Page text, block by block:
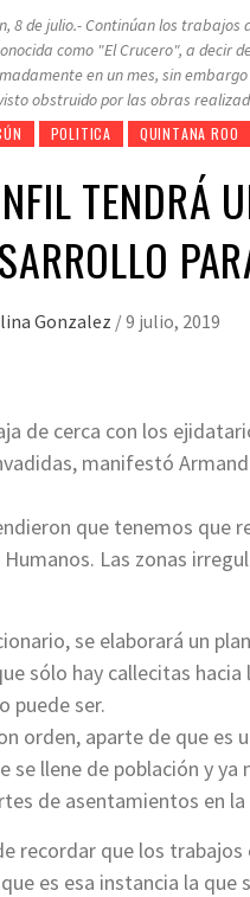
8 de julio.- Continúan los
como "El Crucero", a decir
en un mes, sin
obstruido por las obras
POLITICA QUINTANA ROO
TENDRÁ
Gonzalez /9 julio, 2019
de cerca con los
manifestó
que tenemos que
Las zonas
se elaborará un
sólo hay callecitas
puede ser.
orden, aparte de que es
se llene de población y
de asentamientos en
recordar que los
es esa instancia la que